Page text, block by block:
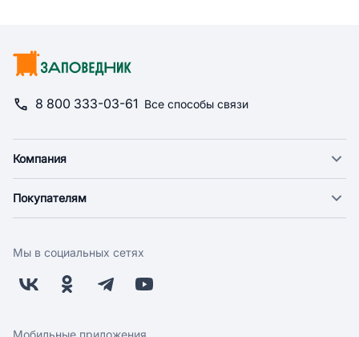
8 800 333-03-61 Все способы связи
Компания
Новости
Поставщикам
Заводчикам
Обратная связь
Покупателям
Оплата
Бонусная программа
Скидки и акции
Мы в социальных сетях